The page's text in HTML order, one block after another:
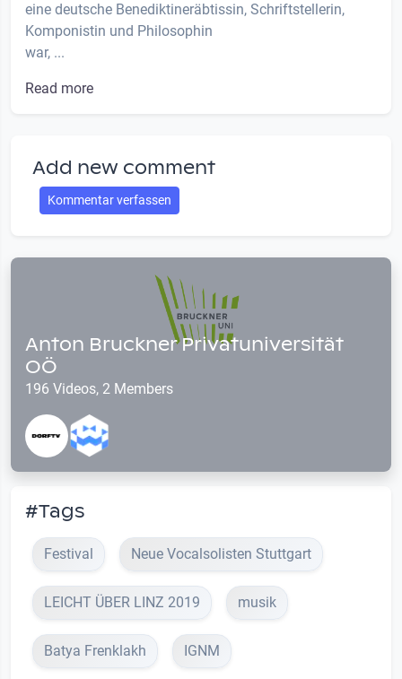
eine deutsche Benediktineräbtissin, Schriftstellerin,
Komponistin und Philosophin
war, ...
Read more
Add new comment
Kommentar verfassen
Anton Bruckner Privatuniversität
OÖ
196 Videos, 2 Members
#Tags
Festival Neue Vocalsolisten Stuttgart
LEICHT ÜBER LINZ 2019 musik
Batya Frenklakh IGNM